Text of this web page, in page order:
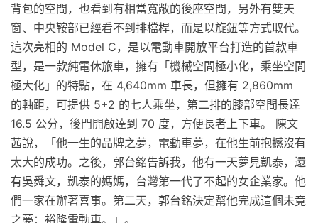
背包的空間，也看到有相當寬敞的後座空間，另外有雙天
窗、中央鞍部已經看不到排檔桿，而是以旋鈕等方式取代。
這次亮相的 Model C，是以電動車開放平台打造的首款車
型，是一款純電休旅車，擁有「機械空間極小化，乘坐空間
極大化」的特點，在 4,640mm 車長，但擁有 2,860mm
的軸距，可提供 5+2 的七人乘坐，第二排的膝部空間長達
16.5 公分，後門開啟達到 70 度，方便長者上下車。 陳文
茜說，「他一生的品牌之夢，電動車夢，在他生前抱撼沒有
太大的成功。之後，郭台銘告訴我，他有一天夢見凱泰，還
有吳舜文，凱泰的媽媽，台灣第一代了不起的女企業家。他
們一家在辦著喜事。第二天，郭台銘決定幫他完成這個未竟
之夢：裕隆電動車。」。